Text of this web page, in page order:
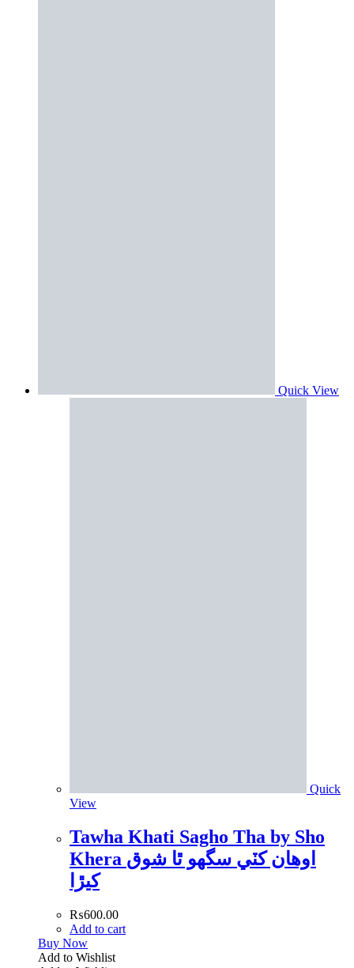
Quick View
Quick
View
Tawha Khati Sagho Tha by Sho
Khera اوھان کٽي سگھو ٿا شوق
کيڙا
₨600.00
Add to cart
Buy Now
Add to Wishlist